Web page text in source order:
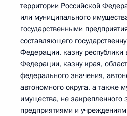
территории Российской
или муниципального
государственными
составляющего
Федерации, казну республики
Федерации, казну края,
федерального значения,
автономного округа, а также
имущества, не
предприятиями и